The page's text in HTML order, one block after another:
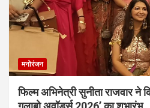
मनोरंजन
फिल्म अभिनेत्री सुनीता राजवार ने